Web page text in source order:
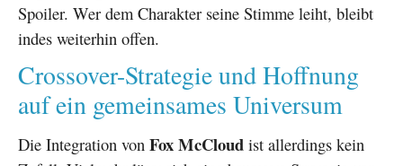
Spoiler. Wer dem Charakter seine Stimme leiht, bleibt
indes weiterhin offen.
Crossover-Strategie und Hoffnung
auf ein gemeinsames Universum
Die Integration von Fox McCloud ist allerdings kein